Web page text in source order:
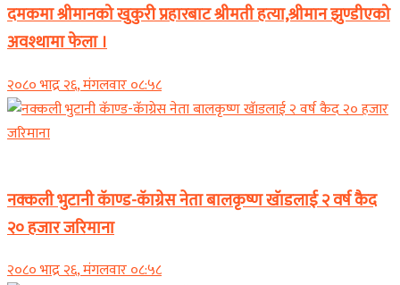
दमकमा श्रीमानको खुकुरी प्रहारबाट श्रीमती हत्या,श्रीमान झुण्डीएको
अवश्थामा फेला ।
२०८० भाद्र २६, मंगलवार ०८:५८
नक्कली भुटानी कॅाण्ड-कॅाग्रेस नेता बालकृष्ण खॅाडलाई २ वर्ष कैद
२० हजार जरिमाना
२०८० भाद्र २६, मंगलवार ०८:५८